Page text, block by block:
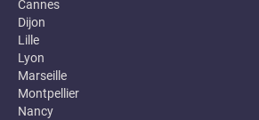
Cannes
Dijon
Lille
Lyon
Marseille
Montpellier
Nancy